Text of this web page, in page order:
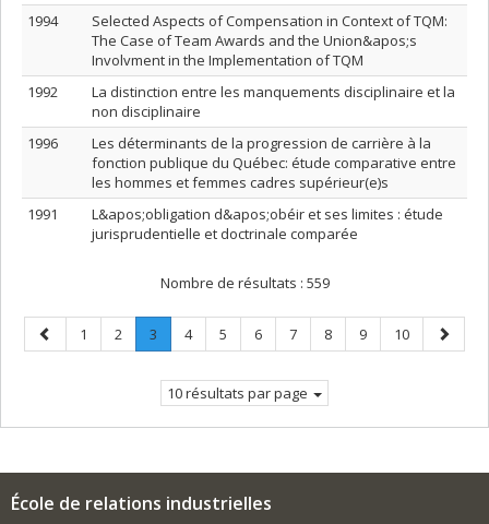
1994
Selected Aspects of Compensation in Context of TQM:
The Case of Team Awards and the Union&apos;s
Involvment in the Implementation of TQM
1992
La distinction entre les manquements disciplinaire et la
non disciplinaire
1996
Les déterminants de la progression de carrière à la
fonction publique du Québec: étude comparative entre
les hommes et femmes cadres supérieur(e)s
1991
L&apos;obligation d&apos;obéir et ses limites : étude
jurisprudentielle et doctrinale comparée
Nombre de résultats : 559
Page
précédente
Page
1 Page
2 Page
3
Page
Page
4 Page
5 Page
6 Page
7 Page
8 Page
9 Page
10
Page
10 résultats par page
École de relations industrielles